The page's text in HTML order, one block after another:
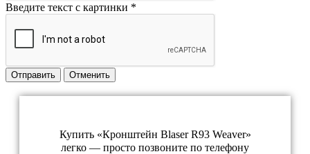
Введите текст с картинки *
Отправить Отменить
Купить «Кронштейн Blaser R93 Weaver»
легко — просто позвоните по телефону